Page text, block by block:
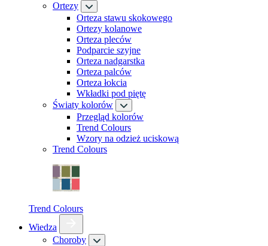
Ortezy
Orteza stawu skokowego
Ortezy kolanowe
Orteza pleców
Podparcie szyjne
Orteza nadgarstka
Orteza palców
Orteza łokcia
Wkładki pod piętę
Światy kolorów
Przegląd kolorów
Trend Colours
Wzory na odzież uciskową
Trend Colours
Trend Colours
Wiedza
Choroby